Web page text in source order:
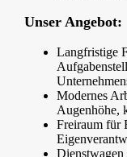
Unser Angebot:
Langfristige
Modernes
Augenhöhe,
Freiraum für
Dienstwagen